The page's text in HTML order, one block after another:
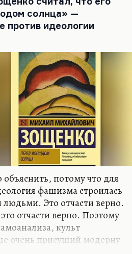
своей он не был ни
ни обывателем. Он по
стилизатором,
чужой стиль, и
рассказывать о драме
(по крайней
в эпоху тотального
был, действительно, не
как называет его Катаев,
ордена,
он…
солнца» —
против идеологии
объяснить, потому что для
фашизма строилась
Это отчасти верно.
отчасти верно. Поэтому
культ
очень присущий модерну